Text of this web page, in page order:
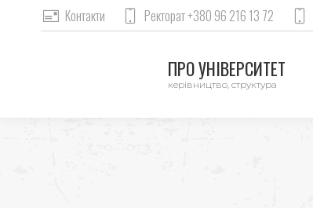
Контакти Ректорат +380 96 216 13 72
ПРО УНІВЕРСИТЕТ
керівництво, структура